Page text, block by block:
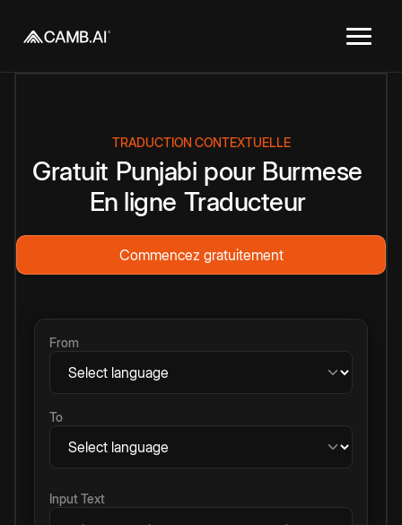
TRADUCTION CONTEXTUELLE
Gratuit Punjabi pour Burmese
En ligne Traducteur
Commencez gratuitement
From
To
Input Text